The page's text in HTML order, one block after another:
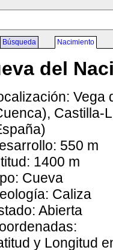
Búsqueda Nacimiento
del
Vega
Castilla-
550 m
1400 m
Cueva
Caliza
Abierta
y Longitud